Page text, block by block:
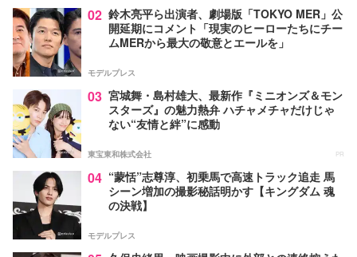
02 鈴木亮平ら出演者、劇場版「TOKYO MER」公
開延期にコメント「現実のヒーローたちにチー
ムMERから最大の敬意とエールを」
モデルプレス
03 宮城舞・島村雄大、最新作『ミニオンズ＆モン
スターズ』の魅力熱弁 ハチャメチャだけじゃ
ない“友情と絆”に感動
東宝東和株式会社 PR
04 “蒙恬”志尊淳、初乗馬で高速トラック追走 馬
シーン増加の撮影秘話明かす【キングダム 魂
の決戦】
モデルプレス